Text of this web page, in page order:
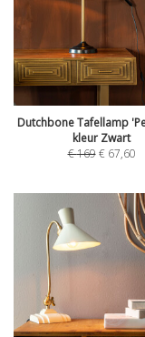
Dutchbone Tafellamp
kleur Zwart
€169 € 67,60